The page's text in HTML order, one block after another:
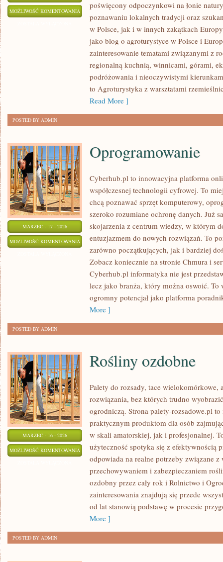
MOŻLIWOŚĆ KOMENTOWANIA AGROTURYSTYKA
WINNIC
poświęcony odpoczynkowi na łonie
poznawaniu lokalnych tradycji oraz
w Polsce, jak i w innych zakątkach
jako blog o agroturystyce w Polsce i
zainteresowanie tematami związanymi z
regionalną kuchnią, winnicami, górami,
podróżowania i nieoczywistymi
to Agroturystyka z warsztatami
Read More ]
POSTED BY ADMIN
MARZEC - 17 - 2026
MOŻLIWOŚĆ KOMENTOWANIA OPROGRAMOWANIE
Oprogramowanie
Cyberhub.pl to innowacyjna platforma
współczesnej technologii cyfrowej. To
chcą poznawać sprzęt komputerowy,
szeroko rozumiane ochronę danych. Już
skojarzenia z centrum wiedzy, w którym
entuzjazmem do nowych rozwiązań. To
zarówno początkujących, jak i bardziej
Zobacz koniecznie na stronie Chmura i
Cyberhub.pl informatyka nie jest
lecz jako branża, który można oswoić. To
ogromny potencjał jako platforma
More ]
POSTED BY ADMIN
MARZEC - 16 - 2026
MOŻLIWOŚĆ KOMENTOWANIA ROŚLINY
OZDOBNE
Rośliny ozdobne
Palety do rozsady, tace wielokomórkowe,
rozwiązania, bez których trudno
ogrodniczą. Strona palety-rozsadowe.pl
praktycznym produktom dla osób
w skali amatorskiej, jak i profesjonalnej.
użyteczność spotyka się z efektywnością
odpowiada na realne potrzeby związane
przechowywaniem i zabezpieczaniem
ozdobny przez cały rok i Rolnictwo i
zainteresowania znajdują się przede
od lat stanowią podstawę w procesie
More ]
POSTED BY ADMIN